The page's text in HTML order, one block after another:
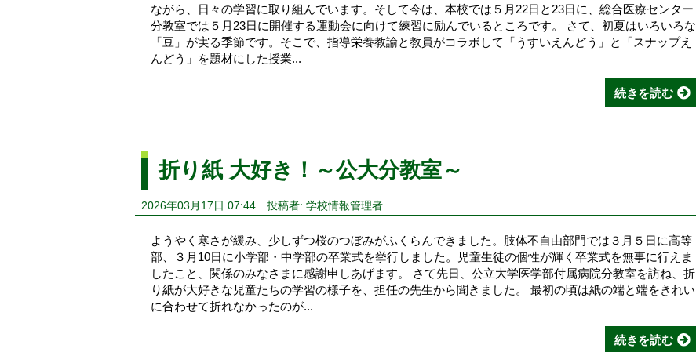
ながら、日々の学習に取り組んでいます。そして今は、本校では５月22日と23日に、総合医療センター
分教室では５月23日に開催する運動会に向けて練習に励んでいるところです。 さて、初夏はいろいろな
「豆」が実る季節です。そこで、指導栄養教諭と教員がコラボして「うすいえんどう」と「スナップえ
んどう」を題材にした授業...
続きを読む
折り紙 大好き！～公大分教室～
2026年03月17日 07:44 投稿者: 学校情報管理者
ようやく寒さが緩み、少しずつ桜のつぼみがふくらんできました。肢体不自由部門では３月５日に高等
部、３月10日に小学部・中学部の卒業式を挙行しました。児童生徒の個性が輝く卒業式を無事に行えま
したこと、関係のみなさまに感謝申しあげます。 さて先日、公立大学医学部付属病院分教室を訪ね、折
り紙が大好きな児童たちの学習の様子を、担任の先生から聞きました。 最初の頃は紙の端と端をきれい
に合わせて折れなかったのが...
続きを読む